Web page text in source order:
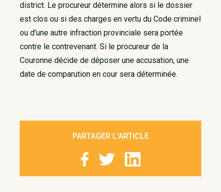
district. Le procureur détermine alors si le dossier
est clos ou si des charges en vertu du Code criminel
ou d'une autre infraction provinciale sera portée
contre le contrevenant. Si le procureur de la
Couronne décide de déposer une accusation, une
date de comparution en cour sera déterminée.
PARTAGER L'ARTICLE